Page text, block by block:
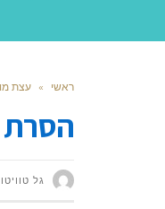
ראשי » עצת
הסרת
גל טוויטו